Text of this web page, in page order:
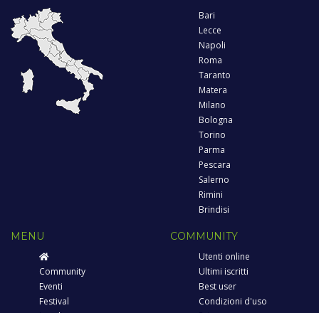
Bari
Lecce
Napoli
Roma
Taranto
Matera
Milano
Bologna
Torino
Parma
Pescara
Salerno
Rimini
Brindisi
MENU
Community
Eventi
Festival
COMMUNITY
Utenti online
Ultimi iscritti
Best user
Condizioni d'uso